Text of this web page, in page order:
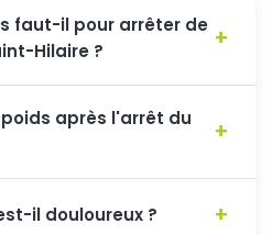
faut-il pour arrêter de
Hilaire ?
après l'arrêt du
il douloureux ?